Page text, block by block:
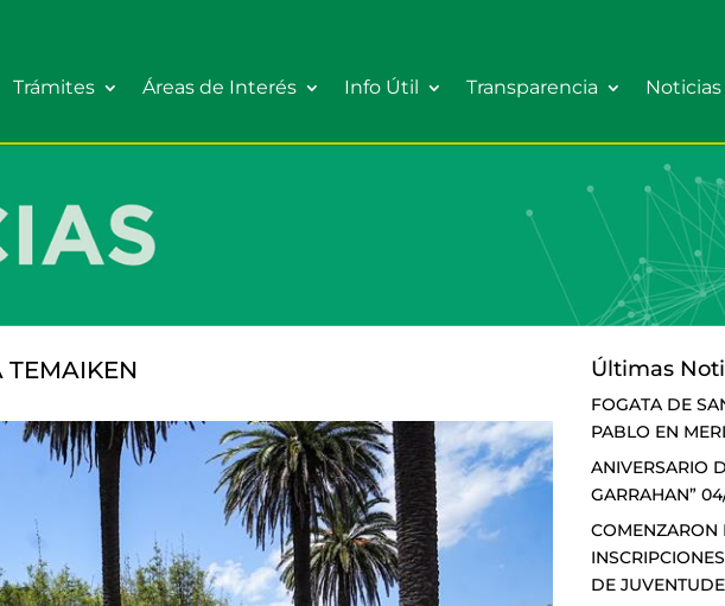
Trámites Áreas de Interés Info Útil Transparencia Noticias
TEMAIKEN Últimas
FOGATA DE
PABLO EN
ANIVERSARIO
GARRAHAN”
COMENZARON
DE